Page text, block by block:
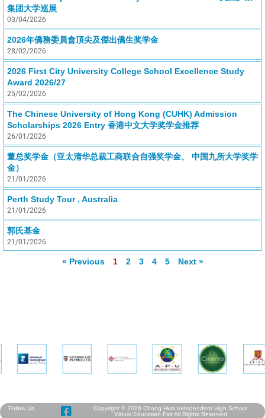
集团大学巡展
03/04/2026
2026年僑務委員會頂尖及傑出僑生奖学金
28/02/2026
2026 First City University College School Excellence Study
Award 2026/27
25/02/2026
The Chinese University of Hong Kong (CUHK) Admission
Scholarships 2026 Entry 香港中文大学奖学金推荐
26/01/2026
董总奖学金（亚太清华总裁工商联合自强奖学金、 中国九所大学奖学
金）
21/01/2026
Perth Study Tour , Australia
21/01/2026
郭氏基金
21/01/2026
« Previous 1 2 3 4 5 Next »
Follow Us
Copyright © 2026 Chong Hwa Independent High School
Virtual Education Fair All Rights Reserved